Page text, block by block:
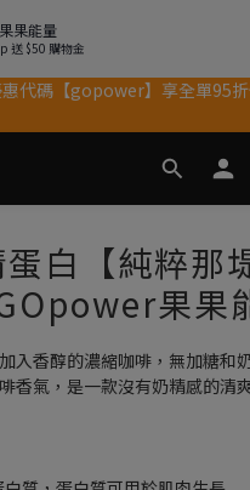
果能量
送 $50 購物金
歲慶｜App 下單享 5% 購物金
惠代碼【gopower】享全單95
歲慶｜App 下單享 5% 購物金
白【純粹那
果果
入香醇的濃縮咖啡，無加糖和
香氣，是一款沒有奶精感的清